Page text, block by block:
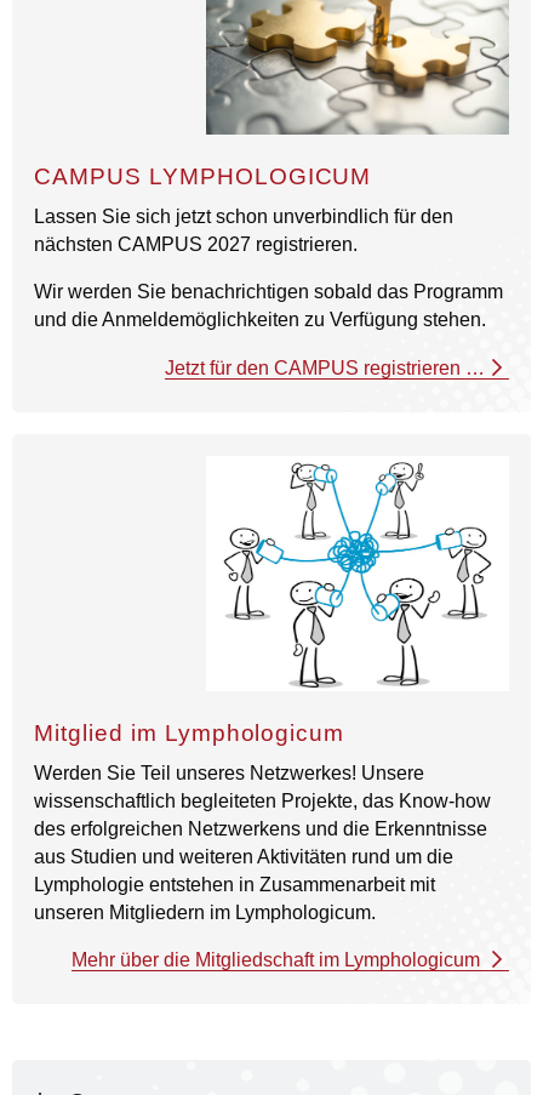
CAMPUS LYMPHOLOGICUM
Lassen Sie sich jetzt schon unverbindlich für den
nächsten CAMPUS 2027 registrieren.
Wir werden Sie benachrichtigen sobald das Programm
und die Anmeldemöglichkeiten zu Verfügung stehen.
Jetzt für den CAMPUS registrieren …
Mitglied im Lymphologicum
Werden Sie Teil unseres Netzwerkes! Unsere
wissenschaftlich begleiteten Projekte, das Know-how
des erfolgreichen Netzwerkens und die Erkenntnisse
aus Studien und weiteren Aktivitäten rund um die
Lymphologie entstehen in Zusammenarbeit mit
unseren Mitgliedern im Lymphologicum.
Mehr über die Mitgliedschaft im Lymphologicum